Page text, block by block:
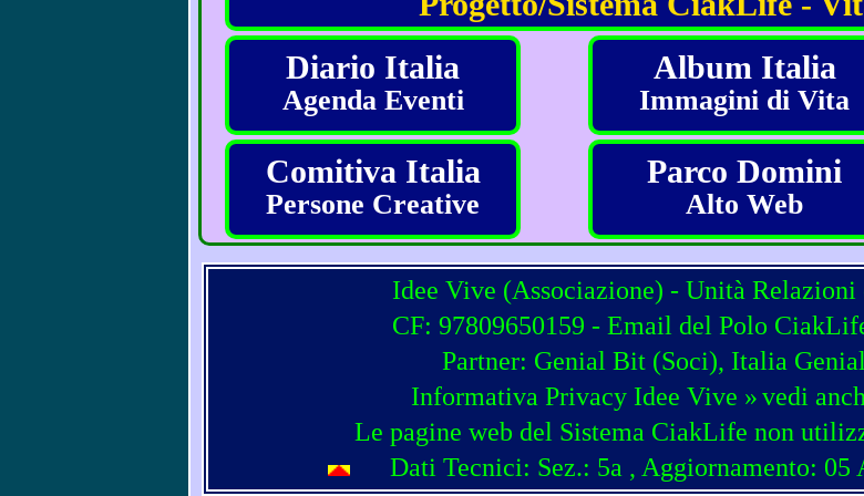
Diario Italia
Agenda Eventi
Album Italia
Immagini di Vita
Comitiva Italia
Persone Creative
Parco Domini
Alto Web
Idee Vive (Associazione) - Unità Relazioni
CF: 97809650159 - Email del Polo
Partner: Genial Bit(Soci), Italia
Informativa Privacy Idee Vive »vedi
Le pagine web del Sistema CiakLife non
Dati Tecnici: Sez.: 5a , Aggiornamento: 05